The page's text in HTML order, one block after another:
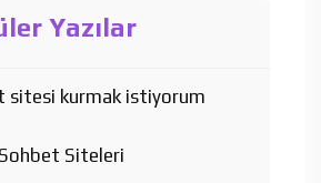
Yazılar
sitesi kurmak istiyorum
Siteleri